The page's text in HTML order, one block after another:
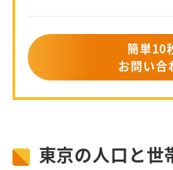
簡単10
お問い合
東京の人口と世